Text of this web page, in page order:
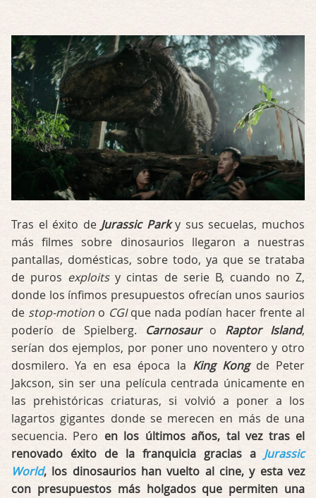
Tras el éxito de Jurassic Parky sus secuelas, muchos
más filmes sobre dinosaurios llegaron a nuestras
pantallas, domésticas, sobre todo, ya que se trataba
de puros exploitsy cintas de serie B, cuando no Z,
donde los ínfimos presupuestos ofrecían unos saurios
de stop-motion o CGIque nada podían hacer frente al
poderío de Spielberg.
Carnosauro Raptor Island,
serían dos ejemplos, por poner uno noventero y otro
dosmilero. Ya en esa época la King Kongde Peter
Jakcson, sin ser una película centrada únicamente en
las prehistóricas criaturas, si volvió a poner a los
lagartos gigantes donde se merecen en más de una
secuencia. Pero en los últimos años, tal vez tras el
renovado éxito de la franquicia gracias a Jurassic
World, los dinosaurios han vuelto al cine, y esta vez
con presupuestos más holgados que permiten una